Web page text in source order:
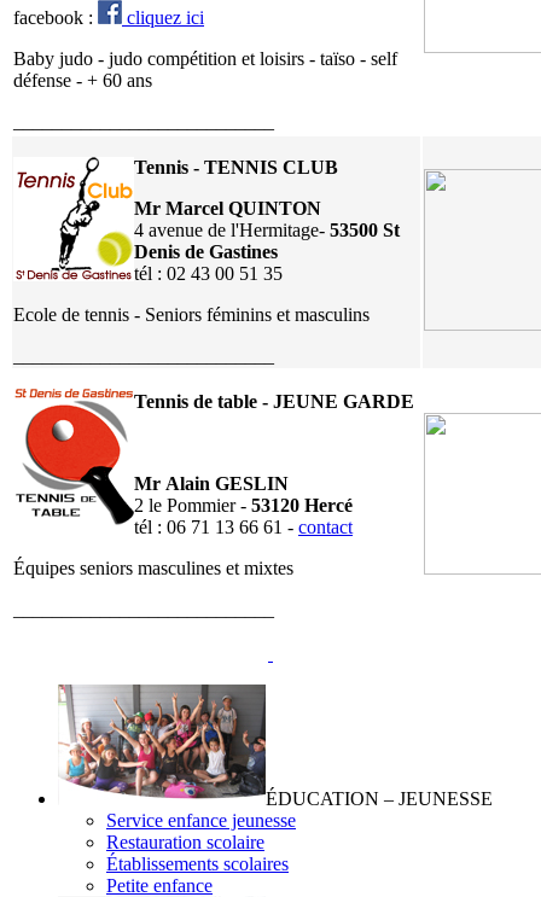
facebook :
cliquez ici
Baby judo - judo compétition et loisirs - taïso - self
défense - + 60 ans
Tennis - TENNIS CLUB
Mr Marcel QUINTON
4 avenue de l'Hermitage- 53500 St
Denis de Gastines
tél : 02 43 00 51 35
Ecole de tennis - Seniors féminins et masculins
Tennis de table - JEUNE GARDE
Mr Alain GESLIN
2 le Pommier - 53120 Hercé
tél : 06 71 13 66 61 - contact
Équipes seniors masculines et mixtes
ÉDUCATION – JEUNESSE
Service enfance jeunesse
Restauration scolaire
Établissements scolaires
Petite enfance